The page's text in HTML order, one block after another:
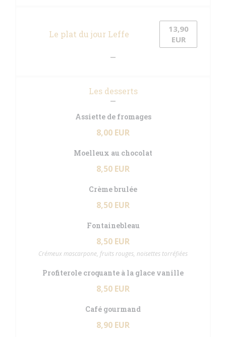
Le plat du jour Leffe
13,90
EUR
Les desserts
Assiette de fromages
8,00 EUR
Moelleux au chocolat
8,50 EUR
Crème brulée
8,50 EUR
Fontainebleau
8,50 EUR
Crémeux mascarpone, fruits rouges, noisettes torréfiées
Profiterole croquante à la glace vanille
8,50 EUR
Café gourmand
8,90 EUR